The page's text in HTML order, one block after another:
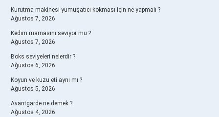
Kurutma makinesi yumuşatıcı kokması için ne yapmalı ?
Ağustos 7, 2026
Kedim mamasını seviyor mu ?
Ağustos 7, 2026
Boks seviyeleri nelerdir ?
Ağustos 6, 2026
Koyun ve kuzu eti aynı mı ?
Ağustos 5, 2026
Avantgarde ne demek ?
Ağustos 4, 2026